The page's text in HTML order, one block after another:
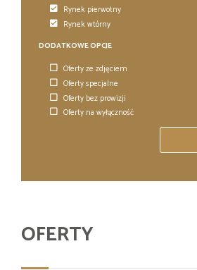
Rynek pierwotny
Rynek wtórny
DODATKOWE OPCJE
Oferty ze zdjęciem
Oferty specjalne
Oferty bez prowizji
Oferty na wyłączność
OFERTY